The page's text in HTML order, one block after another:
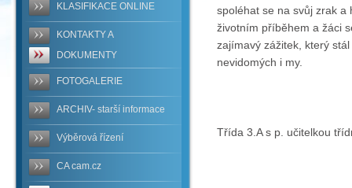
KLASIFIKACE ONLINE
KONTAKTY A
DOKUMENTY
FOTOGALERIE
ARCHIV- starší informace
Výběrová řízení
CA cam.cz
spoléhat se na svůj zrak a
životním příběhem a žáci
zajímavý zážitek, který
nevidomých i my.
Třída 3.A s p. učitelkou